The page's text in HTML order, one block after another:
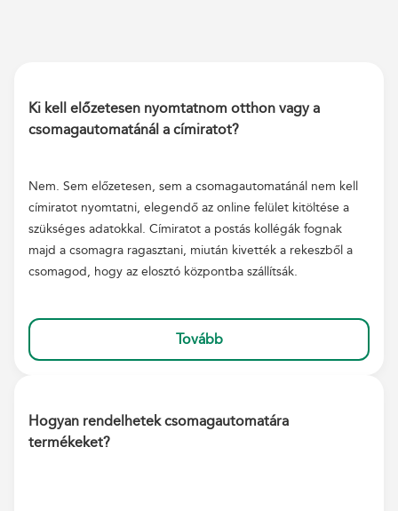
Ki kell előzetesen nyomtatnom otthon vagy a
csomagautomatánál a címiratot?
Nem. Sem előzetesen, sem a csomagautomatánál nem kell
címiratot nyomtatni, elegendő az online felület kitöltése a
szükséges adatokkal. Címiratot a postás kollégák fognak
majd a csomagra ragasztani, miután kivették a rekeszből a
csomagod, hogy az elosztó központba szállítsák.
Tovább
Hogyan rendelhetek csomagautomatára
termékeket?